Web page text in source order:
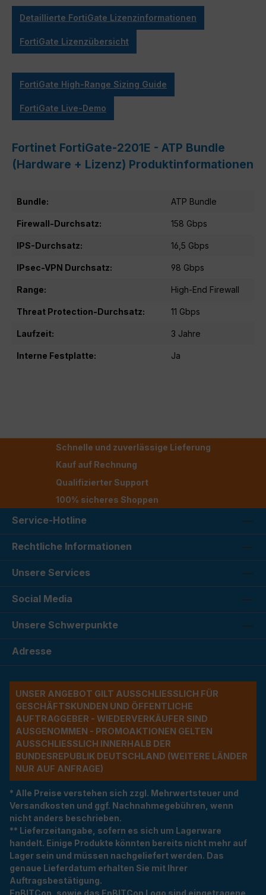
Detaillierte FortiGate Lizenzinformationen
FortiGate Lizenzübersicht
FortiGate High-Range Sizing Guide
FortiGate Live-Demo
Fortinet FortiGate-2201E - ATP Bundle
(Hardware + Lizenz) Produktinformationen
Bundle: ATP Bundle
Firewall-Durchsatz: 158 Gbps
IPS-Durchsatz: 16,5 Gbps
IPsec-VPN Durchsatz: 98 Gbps
Range: High-End Firewall
Threat Protection-Durchsatz: 11 Gbps
Laufzeit: 3 Jahre
Interne Festplatte: Ja
Schnelle und zuverlässige Lieferung
Kauf auf Rechnung
Qualifizierter Support
100% sicheres Shoppen
Service-Hotline
Rechtliche Informationen
Unsere Services
Social Media
Unsere Schwerpunkte
Adresse
UNSER ANGEBOT GILT AUSSCHLIESSLICH FÜR G
ESCHÄFTSKUNDEN UND ÖFFENTLICHE A
UFTRAGGEBER - WIEDERVERKÄUFER SIND A
USGENOMMEN - PROMOAKTIONEN GELTEN A
USSCHLIESSLICH INNERHALB DER BU
NDESREPUBLIK DEUTSCHLAND (WEITERE LÄNDER NU
R AUF ANFRAGE)
* Alle Preise verstehen sich zzgl. Mehrwertsteuer und
Versandkosten und ggf. Nachnahmegebühren, wenn
nicht anders beschrieben.
** Lieferzeitangabe, sofern es sich um Lagerware
handelt. Einige Produkte könnten bereits nicht mehr auf
Lager sein und müssen nachgeliefert werden. Das
genaue Lieferdatum erhalten Sie mit Ihrer
Auftragsbestätigung.
EnBITCon, sowie das EnBITCon Logo sind eingetragene